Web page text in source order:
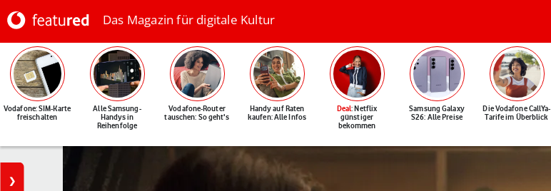
Das Magazin für digitale Kultur
Vodafone: SIM-Karte
freischalten
Alle Samsung-
Handys in
Reihenfolge
Vodafone-Router
tauschen: So geht's
Handy auf Raten
kaufen: Alle Infos
Deal: Netflix
günstiger
bekommen
Samsung Galaxy
S26: Alle Preise
Die Vodafone CallYa-
Tarife im Überblick